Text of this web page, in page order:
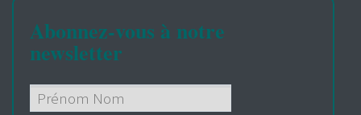
Abonnez-vous à notre
newsletter